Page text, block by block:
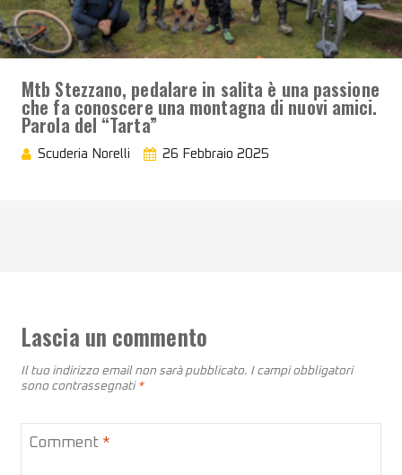
Mtb Stezzano, pedalare in salita è una passione
che fa conoscere una montagna di nuovi amici.
Parola del “Tarta”
Scuderia Norelli 26 Febbraio 2025
Lascia un commento
Il tuo indirizzo email non sarà pubblicato. I campi obbligatori
sono contrassegnati *
Comment *